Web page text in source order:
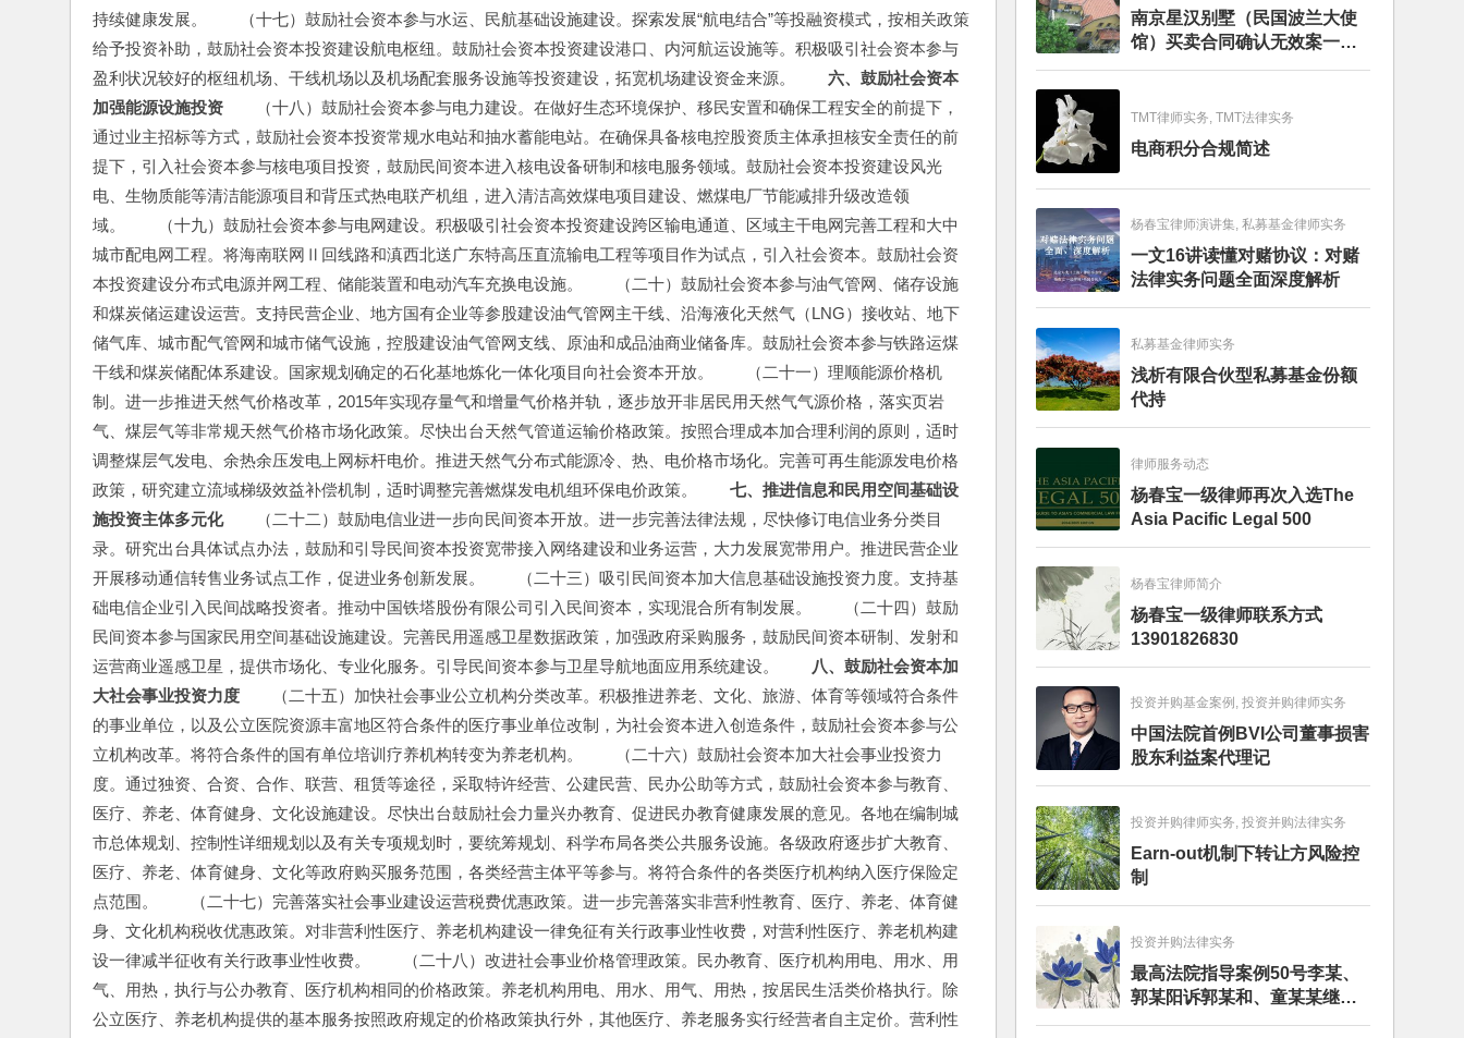
持续健康发展。　　（十七）鼓励社会资本参与水运、民航基础设施建设。探索发展“航电结合”等投融资模式，按相关政策
给予投资补助，鼓励社会资本投资建设航电枢纽。鼓励社会资本投资建设港口、内河航运设施等。积极吸引社会资本参与
盈利状况较好的枢纽机场、干线机场以及机场配套服务设施等投资建设，拓宽机场建设资金来源。 六、鼓励社会资本
加强能源设施投资 （十八）鼓励社会资本参与电力建设。在做好生态环境保护、移民安置和确保工程安全的前提下，
通过业主招标等方式，鼓励社会资本投资常规水电站和抽水蓄能电站。在确保具备核电控股资质主体承担核安全责任的前
提下，引入社会资本参与核电项目投资，鼓励民间资本进入核电设备研制和核电服务领域。鼓励社会资本投资建设风光
电、生物质能等清洁能源项目和背压式热电联产机组，进入清洁高效煤电项目建设、燃煤电厂节能减排升级改造领
域。　　（十九）鼓励社会资本参与电网建设。积极吸引社会资本投资建设跨区输电通道、区域主干电网完善工程和大中
城市配电网工程。将海南联网Ⅱ回线路和滇西北送广东特高压直流输电工程等项目作为试点，引入社会资本。鼓励社会资
本投资建设分布式电源并网工程、储能装置和电动汽车充换电设施。　　（二十）鼓励社会资本参与油气管网、储存设施
和煤炭储运建设运营。支持民营企业、地方国有企业等参股建设油气管网主干线、沿海液化天然气（LNG）接收站、地下
储气库、城市配气管网和城市储气设施，控股建设油气管网支线、原油和成品油商业储备库。鼓励社会资本参与铁路运煤
干线和煤炭储配体系建设。国家规划确定的石化基地炼化一体化项目向社会资本开放。　　（二十一）理顺能源价格机
制。进一步推进天然气价格改革，2015年实现存量气和增量气价格并轨，逐步放开非居民用天然气气源价格，落实页岩
气、煤层气等非常规天然气价格市场化政策。尽快出台天然气管道运输价格政策。按照合理成本加合理利润的原则，适时
调整煤层气发电、余热余压发电上网标杆电价。推进天然气分布式能源冷、热、电价格市场化。完善可再生能源发电价格
政策，研究建立流域梯级效益补偿机制，适时调整完善燃煤发电机组环保电价政策。 七、推进信息和民用空间基础设
施投资主体多元化 （二十二）鼓励电信业进一步向民间资本开放。进一步完善法律法规，尽快修订电信业务分类目
录。研究出台具体试点办法，鼓励和引导民间资本投资宽带接入网络建设和业务运营，大力发展宽带用户。推进民营企业
开展移动通信转售业务试点工作，促进业务创新发展。　　（二十三）吸引民间资本加大信息基础设施投资力度。支持基
础电信企业引入民间战略投资者。推动中国铁塔股份有限公司引入民间资本，实现混合所有制发展。　　（二十四）鼓励
民间资本参与国家民用空间基础设施建设。完善民用遥感卫星数据政策，加强政府采购服务，鼓励民间资本研制、发射和
运营商业遥感卫星，提供市场化、专业化服务。引导民间资本参与卫星导航地面应用系统建设。
八、鼓励社会资本加
大社会事业投资力度 （二十五）加快社会事业公立机构分类改革。积极推进养老、文化、旅游、体育等领域符合条件
的事业单位，以及公立医院资源丰富地区符合条件的医疗事业单位改制，为社会资本进入创造条件，鼓励社会资本参与公
立机构改革。将符合条件的国有单位培训疗养机构转变为养老机构。　　（二十六）鼓励社会资本加大社会事业投资力
度。通过独资、合资、合作、联营、租赁等途径，采取特许经营、公建民营、民办公助等方式，鼓励社会资本参与教育、
医疗、养老、体育健身、文化设施建设。尽快出台鼓励社会力量兴办教育、促进民办教育健康发展的意见。各地在编制城
市总体规划、控制性详细规划以及有关专项规划时，要统筹规划、科学布局各类公共服务设施。各级政府逐步扩大教育、
医疗、养老、体育健身、文化等政府购买服务范围，各类经营主体平等参与。将符合条件的各类医疗机构纳入医疗保险定
点范围。　　（二十七）完善落实社会事业建设运营税费优惠政策。进一步完善落实非营利性教育、医疗、养老、体育健
身、文化机构税收优惠政策。对非营利性医疗、养老机构建设一律免征有关行政事业性收费，对营利性医疗、养老机构建
设一律减半征收有关行政事业性收费。　　（二十八）改进社会事业价格管理政策。民办教育、医疗机构用电、用水、用
气、用热，执行与公办教育、医疗机构相同的价格政策。养老机构用电、用水、用气、用热，按居民生活类价格执行。除
公立医疗、养老机构提供的基本服务按照政府规定的价格政策执行外，其他医疗、养老服务实行经营者自主定价。营利性
南京星汉别墅（民国波兰大使
馆）买卖合同确认无效案一审
判决书
TMT律师实务, TMT法律实务
电商积分合规简述
杨春宝律师演讲集, 私募基金律师实务
一文16讲读懂对赌协议：对赌
法律实务问题全面深度解析
私募基金律师实务
浅析有限合伙型私募基金份额
代持
律师服务动态
杨春宝一级律师再次入选The
Asia Pacific Legal 500
杨春宝律师简介
杨春宝一级律师联系方式
13901826830
投资并购基金案例, 投资并购律师实务
中国法院首例BVI公司董事损害
股东利益案代理记
投资并购律师实务, 投资并购法律实务
Earn-out机制下转让方风险控
制
投资并购法律实务
最高法院指导案例50号李某、
郭某阳诉郭某和、童某某继承
纠纷案